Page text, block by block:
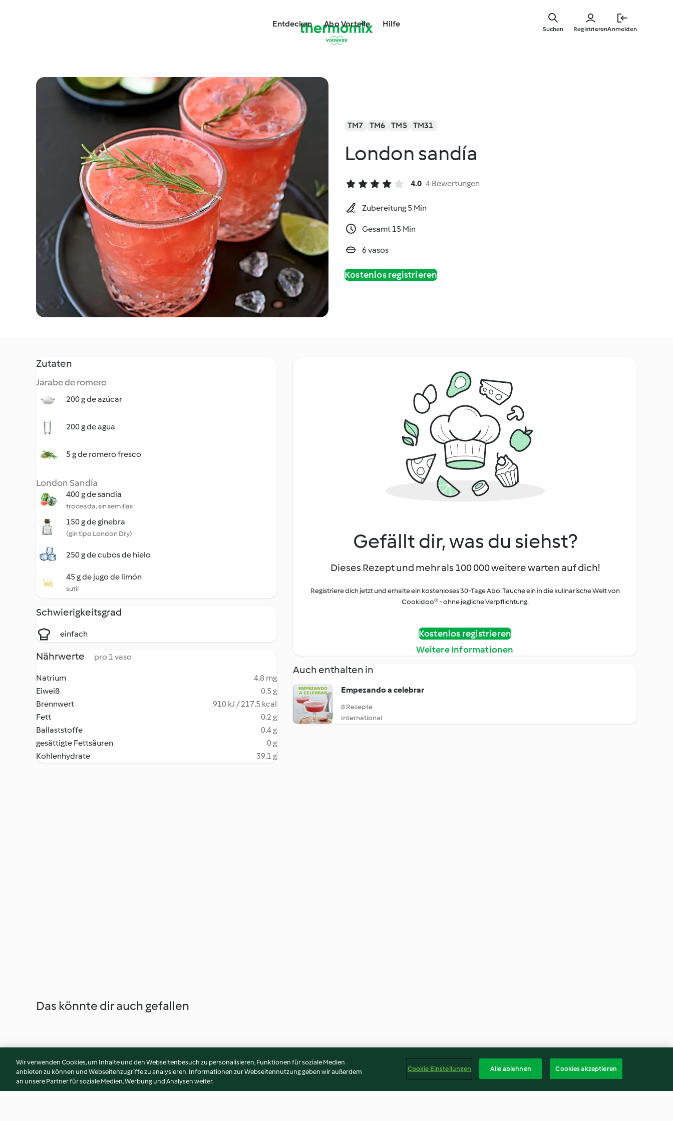
Entdecken Abo Vorteile Hilfe
RegistrierenAnmelden
Suchen
TM7 TM6 TM5 TM31
London sandía
4.0 4 Bewertungen
Zubereitung 5 Min
Gesamt 15 Min
6 vasos
Kostenlos registrieren
Zutaten
Jarabe de romero
200 g de azúcar
200 g de agua
5 g de romero fresco
London Sandía
400 g de sandía
troceada, sin semillas
150 g de ginebra
(gin tipo London Dry)
250 g de cubos de hielo
45 g de jugo de limón
sutil
Schwierigkeitsgrad
einfach
Nährwerte pro 1 vaso
Natrium
4.8 mg
Eiweiß
0.5 g
Brennwert
910 kJ / 217.5 kcal
Fett
0.2 g
Ballaststoffe
0.4 g
gesättigte Fettsäuren
0 g
Kohlenhydrate
39.1 g
Gefällt dir, was du siehst?
Dieses Rezept und mehr als 100 000 weitere warten auf dich!
Registriere dich jetzt und erhalte ein kostenloses 30-Tage Abo. Tauche ein in die kulinarische Welt von
Cookidoo® - ohne jegliche Verpflichtung.
Kostenlos registrieren
Weitere Informationen
Auch enthalten in
Empezando a celebrar
8 Rezepte
International
Das könnte dir auch gefallen
Wir verwenden Cookies, um Inhalte und den Webseitenbesuch zu personalisieren, Funktionen für soziale Medien
anbieten zu können und Webseitenzugriffe zu analysieren. Informationen zur Webseitennutzung geben wir außerdem
an unsere Partner für soziale Medien, Werbung und Analysen weiter.
Cookie Einstellungen Alle ablehnen Cookies akzeptieren